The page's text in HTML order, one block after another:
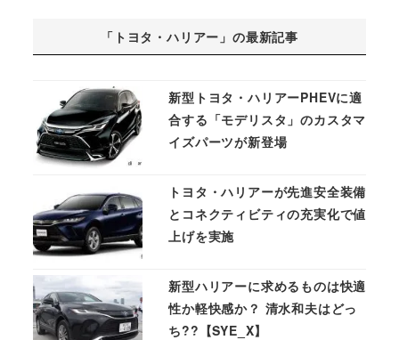
「トヨタ・ハリアー」の最新記事
新型トヨタ・ハリアーPHEVに適
合する「モデリスタ」のカスタマ
イズパーツが新登場
トヨタ・ハリアーが先進安全装備
とコネクティビティの充実化で値
上げを実施
新型ハリアーに求めるものは快適
性か軽快感か？ 清水和夫はどっ
ち??【SYE_X】